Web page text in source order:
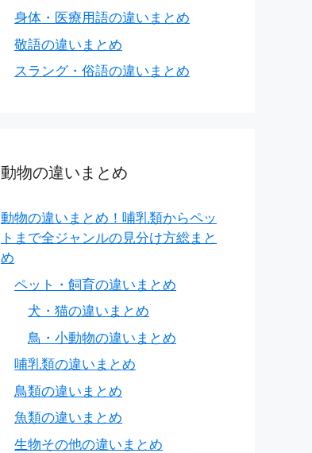
身体・医療用語の違いまとめ
敬語の違いまとめ
スラング・俗語の違いまとめ
動物の違いまとめ
動物の違いまとめ！哺乳類からペッ
トまで全ジャンルの見分け方総まと
め
ペット・飼育の違いまとめ
犬・猫の違いまとめ
鳥・小動物の違いまとめ
哺乳類の違いまとめ
鳥類の違いまとめ
魚類の違いまとめ
生物その他の違いまとめ